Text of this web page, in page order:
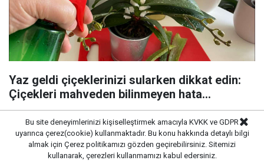
Yaz geldi çiçeklerinizi sularken dikkat edin:
Çiçekleri mahveden bilinmeyen hata...
Bu site deneyimlerinizi kişiselleştirmek amacıyla KVKK ve GDPR
uyarınca çerez(cookie) kullanmaktadır. Bu konu hakkında detaylı bilgi
almak için Çerez politikamızı gözden geçirebilirsiniz. Sitemizi
kullanarak, çerezleri kullanmamızı kabul edersiniz.